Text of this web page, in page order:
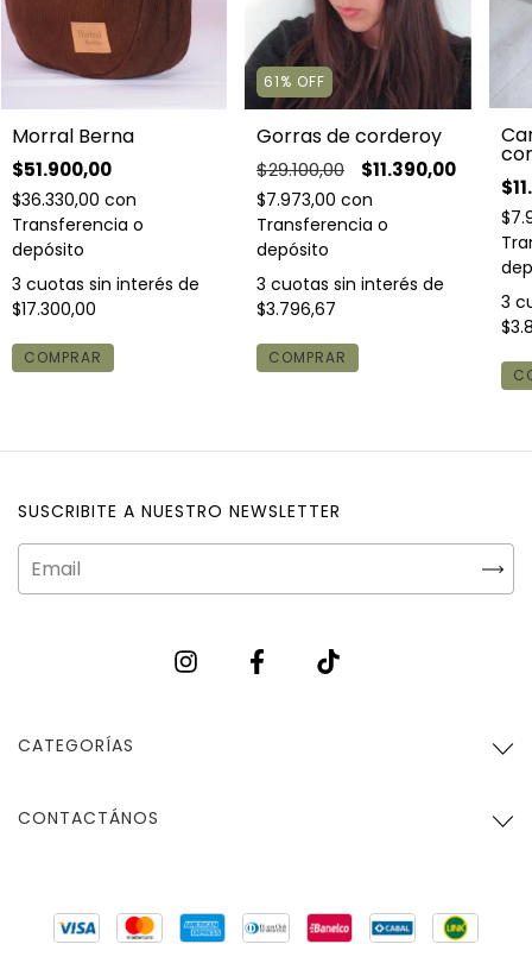
Morral Berna
$51.900,00
$36.330,00 con
Transferencia o
depósito
3 cuotas sin interés de
$17.300,00
COMPRAR
61% OFF
Gorras de corderoy
$29.100,00 $11.390,00
$7.973,00 con
Transferencia o
depósito
3 cuotas sin interés de
$3.796,67
COMPRAR
3
SUSCRIBITE A NUESTRO NEWSLETTER
CATEGORÍAS
CONTACTÁNOS